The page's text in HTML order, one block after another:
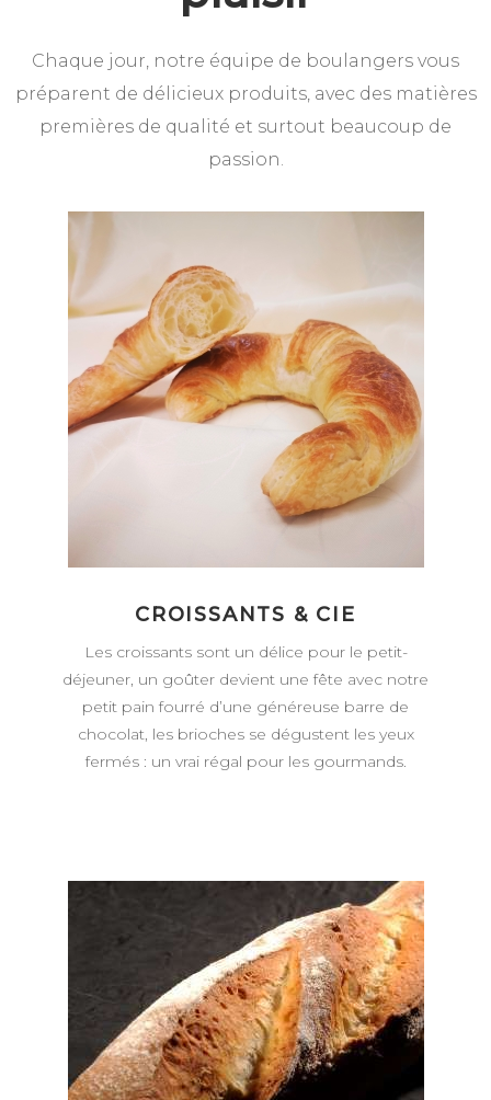
Chaque jour, notre équipe de boulangers vous
préparent de délicieux produits, avec des matières
premières de qualité et surtout beaucoup de
passion.
CROISSANTS & CIE
Les croissants sont un délice pour le petit-
déjeuner, un goûter devient une fête avec notre
petit pain fourré d’une généreuse barre de
chocolat, les brioches se dégustent les yeux
fermés : un vrai régal pour les gourmands.